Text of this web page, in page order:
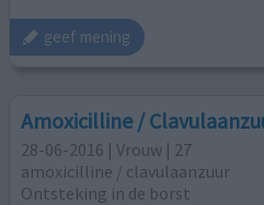
geef mening
Amoxicilline /
28-06-2016 | Vrouw | 27
amoxicilline / clavulaanzuur
Ontsteking in de borst